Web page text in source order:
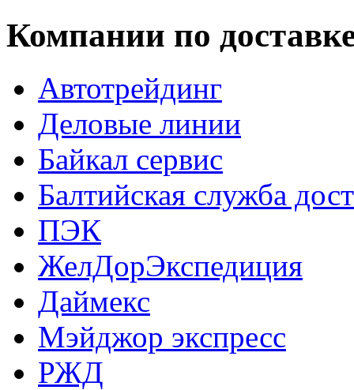
Компании по
Автотрейдинг
Деловые линии
Байкал сервис
Балтийская служба
ПЭК
ЖелДорЭкспедиция
Даймекс
Мэйджор экспресс
РЖД